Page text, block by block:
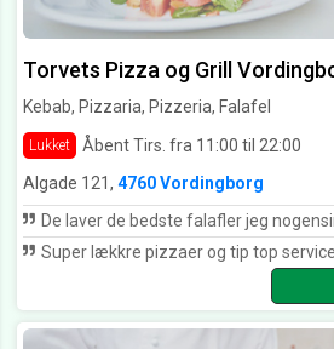
Torvets Pizza og Grill
Kebab, Pizzaria, Pizzeria, Falafel
Lukket Åbent Tirs. fra 11:00 til 22:00
Algade 121, 4760 Vordingborg
De laver de bedste falafler jeg nogensinde har smagt hos et pizzaria. Det er deres egen opskrift og de bager selv deres fladbrød fra bunden også ????✌️ Smag også deres Vegetar og veganer pizza. De bruger kartofler i
Super lækkre pizzaer og tip top service.